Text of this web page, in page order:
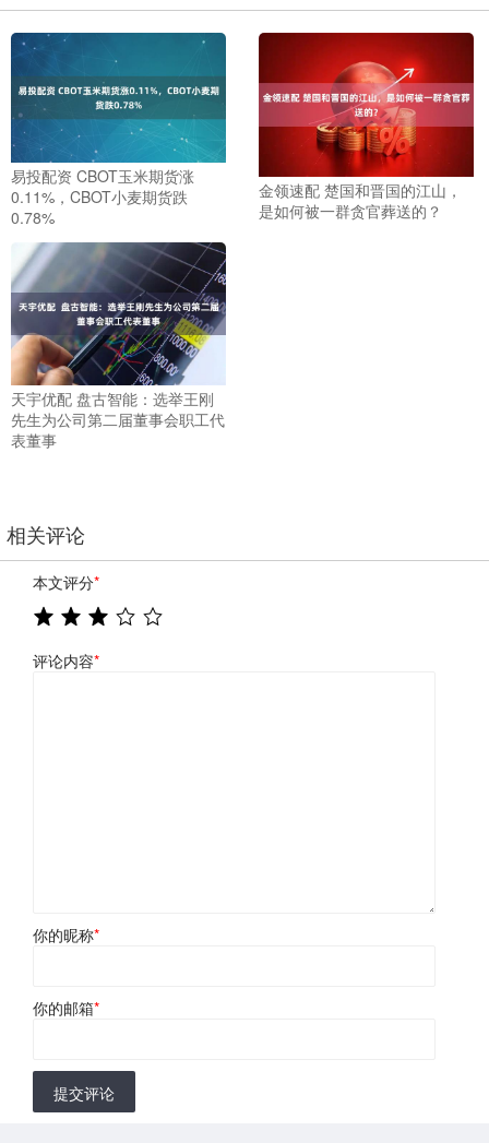
易投配资 CBOT玉米期货涨
0.11%，CBOT小麦期货跌
0.78%
金领速配 楚国和晋国的江山，
是如何被一群贪官葬送的？
天宇优配 盘古智能：选举王刚
先生为公司第二届董事会职工代
表董事
相关评论
本文评分*
评论内容*
你的昵称*
你的邮箱*
提交评论